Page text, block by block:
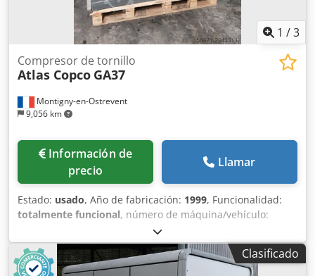
1 /3
Montigny-en-Ostrevent
9,056 km
Compresor de tornillo
Atlas Copco GA37
Información de
precio
Llamar
Estado: usado, Año de fabricación: 1999, Funcionalidad:
totalmente funcional, número de máquina/vehículo:
37 kW (50.31 CV)
funcionamiento:7 bar, Equipamiento:compresor, placa
de características disponible, sistema de aire Clasificado